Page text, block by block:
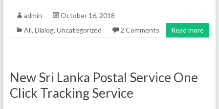
admin
October 16, 2018
All, Dialog, Uncategorized 2 Comments Read more
New Sri Lanka Postal Service One
Click Tracking Service